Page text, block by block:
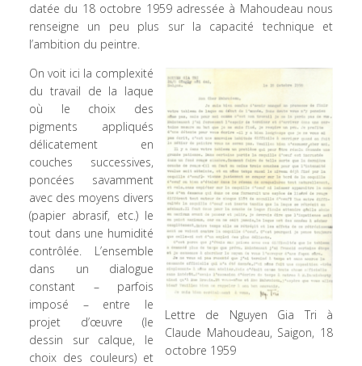
datée du 18 octobre 1959 adressée à Mahoudeau nous
renseigne un peu plus sur la capacité technique et
l’ambition du peintre.
Lettre de Nguyen Gia Tri à
Claude Mahoudeau, Saigon, 18
octobre 1959
On voit ici la complexité
du travail de la laque
où le choix des
pigments appliqués
délicatement en
couches successives,
poncées savamment
avec des moyens divers
(papier abrasif, etc.) le
tout dans une humidité
contrôlée. L’ensemble
dans un dialogue
constant – parfois
imposé – entre le
projet d’œuvre (le
dessin sur calque, le
choix des couleurs) et